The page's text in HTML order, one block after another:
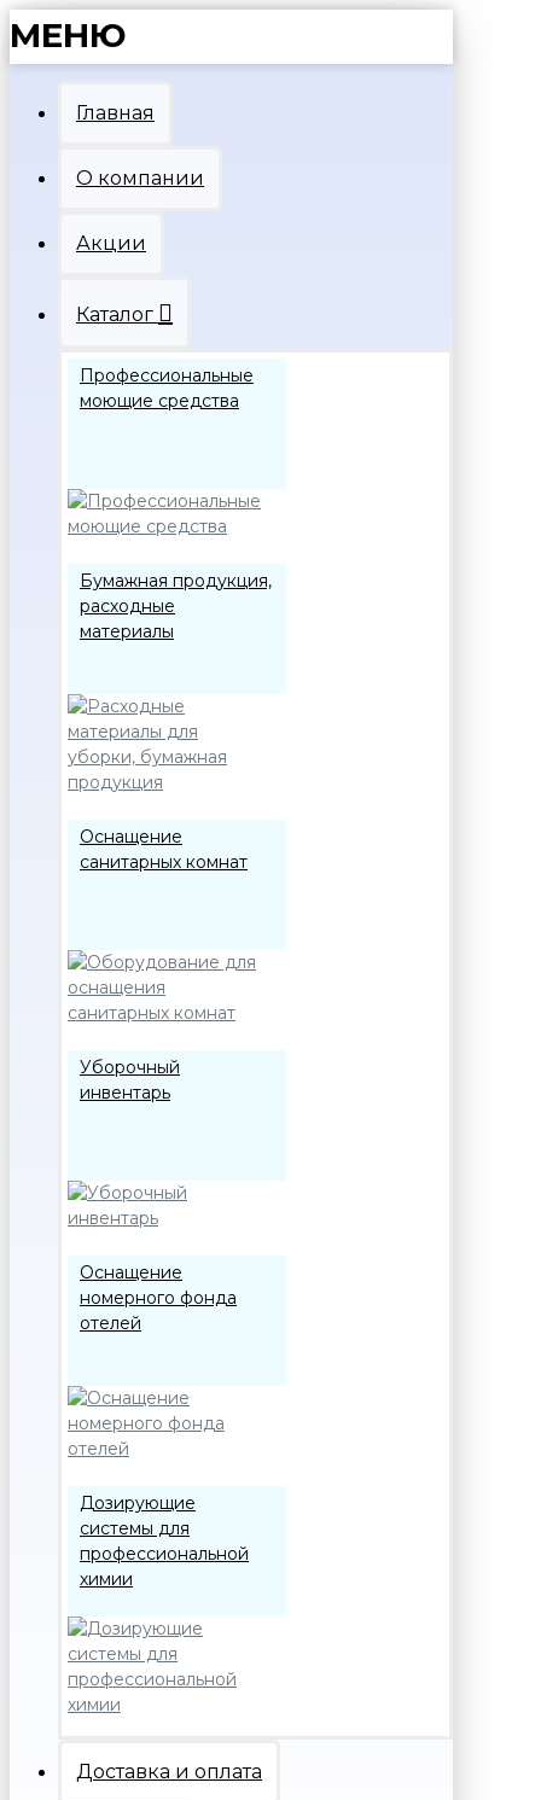
МЕНЮ
Главная
О компании
Акции
Каталог
Профессиональные
моющие средства
Бумажная продукция,
расходные
материалы
Оснащение
санитарных комнат
Уборочный
инвентарь
Оснащение
номерного фонда
отелей
Дозирующие
системы для
профессиональной
химии
Доставка и оплата